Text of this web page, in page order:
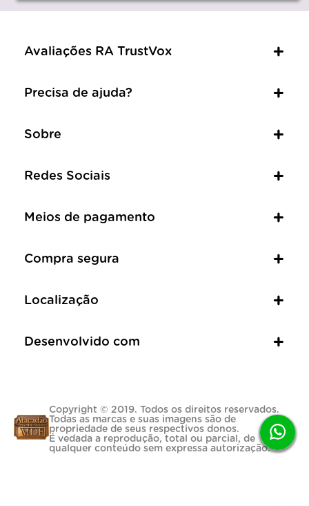
Avaliações RA TrustVox
Precisa de ajuda?
Sobre
Redes Sociais
Meios de pagamento
Compra segura
Localização
Desenvolvido com
Copyright © 2019. Todos os direitos reservados.
Todas as marcas e suas imagens são de
propriedade de seus respectivos donos.
É vedada a reprodução, total ou parcial, de
qualquer conteúdo sem expressa autorização.